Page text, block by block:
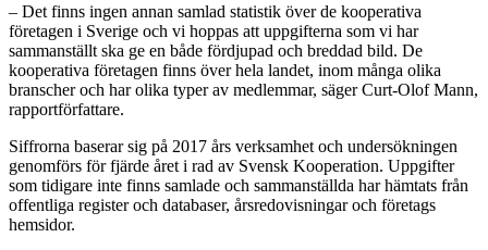
– Det finns ingen annan samlad statistik över de kooperativa
företagen i Sverige och vi hoppas att uppgifterna som vi har
sammanställt ska ge en både fördjupad och breddad bild. De
kooperativa företagen finns över hela landet, inom många olika
branscher och har olika typer av medlemmar, säger Curt-Olof Mann,
rapportförfattare.
Siffrorna baserar sig på 2017 års verksamhet och undersökningen
genomförs för fjärde året i rad av Svensk Kooperation. Uppgifter
som tidigare inte finns samlade och sammanställda har hämtats från
offentliga register och databaser, årsredovisningar och företags
hemsidor.